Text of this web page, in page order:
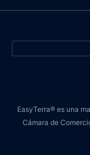
EasyTerra® es una
Cámara de